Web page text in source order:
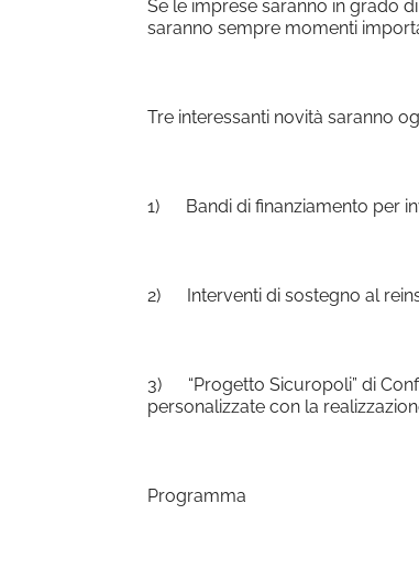
Se le imprese saranno in grado
saranno sempre momenti
Tre interessanti novità saranno
1) Bandi di finanziamento per
2) Interventi di sostegno al
3)
“Progetto Sicuropoli” di
personalizzate con la
Programma